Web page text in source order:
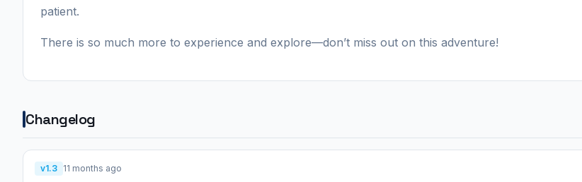
patient.
There is so much more to experience and explore—don’t miss out on this adventure!
Changelog
v1.3 11 months ago